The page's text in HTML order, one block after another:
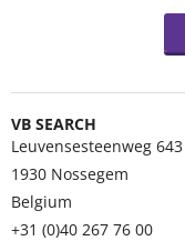
VB SEARCH
Leuvensesteenweg 643
1930 Nossegem
Belgium
+31 (0)40 267 76 00